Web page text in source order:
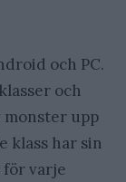
och PC.
och
monster upp
klass har sin
för varje